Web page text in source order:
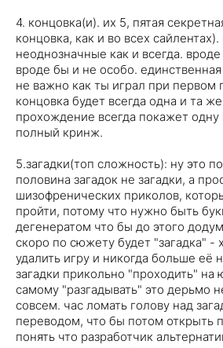
4. концовка(и). их 5, пятая
концовка, как и во всех
неоднозначные как и всегда.
вроде бы и не особо.
не важно как ты играл при первом
концовка будет всегда одна и та
прохождение всегда покажет одну
полный кринж.
5.загадки(топ сложность): ну это
половина загадок не загадки, а
шизофренических приколов,
пройти, потому что нужно быть
дегенератом что бы до этого
скоро по сюжету будет "загадка" -
удалить игру и никогда больше её
загадки прикольно "проходить" на
самому "разгадывать" это дерьмо
совсем. час ломать голову над
переводом, что бы потом открыть
понять что разработчик